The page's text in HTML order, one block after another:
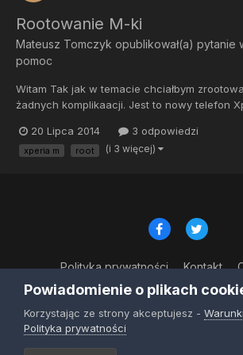
Rootowanie M-ki
Mateusz Tomczyk opublikował(a) pytanie
pomoc
Witam Tak jak w temacie chciałbym
żadnych komplikaacji. Jest to nowy telefon
nie brandowany, od producenta. Jestem
sprawach dlatego potrzebuję instrukcji krok
20 Lipca 2014 3 odpowiedzi
xperia m root (i 3 więcej)
Polityka prywatności Kontakt
© Copyright 2023
Powered by Invision
Powiadomienie o plikach
Korzystając ze strony akceptujesz -
Polityka prywatności